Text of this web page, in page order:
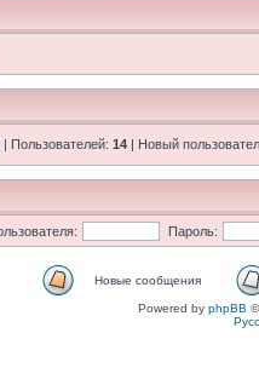
| Пользователей: 14 | Новый
Пароль:
Новые сообщения
Powered by phpBB